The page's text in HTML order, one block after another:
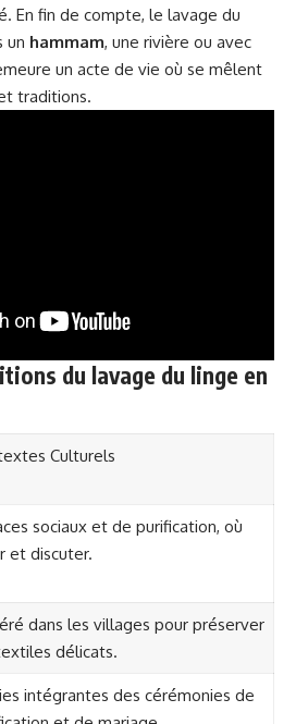
En fin de compte, le lavage du
un hammam, une rivière ou avec
un acte de vie où se mêlent
traditions.
du lavage du linge en
Culturels
sociaux et de purification, où
et discuter.
dans les villages pour préserver
délicats.
intégrantes des cérémonies de